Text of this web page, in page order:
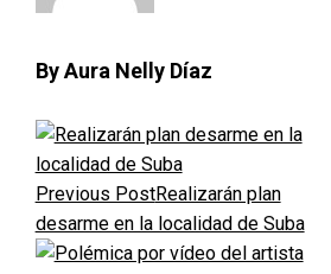
By Aura Nelly Díaz
Previous PostRealizarán plan
desarme en la localidad de Suba